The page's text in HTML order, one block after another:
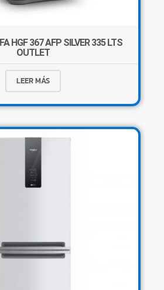
HGF 367 AFP SILVER 335 LTS
OUTLET
LEER MÁS